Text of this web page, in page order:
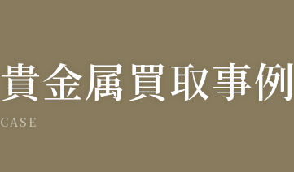
貴金属買取事例
CASE